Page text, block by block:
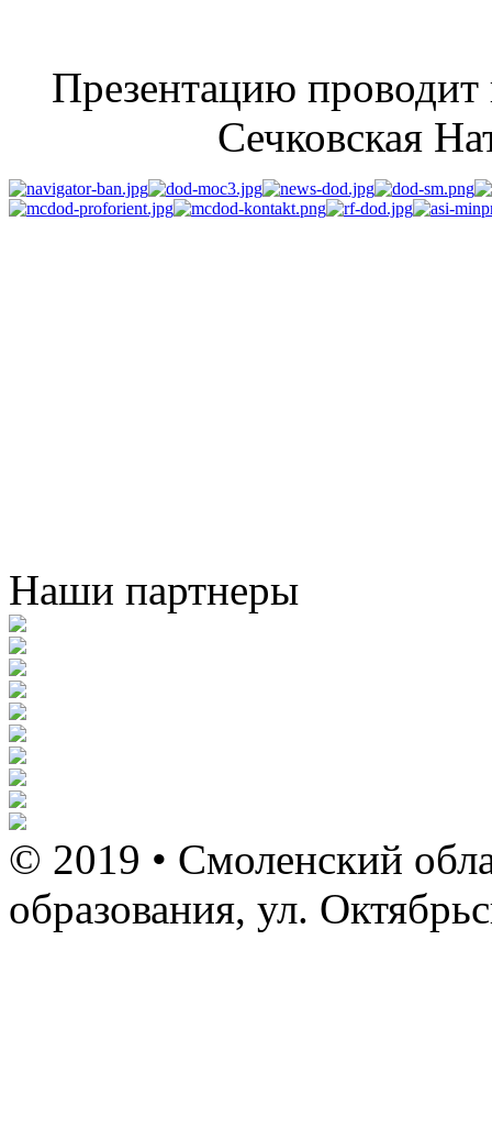
Презентацию
Сечковская
Наши партнеры
© 2019 • Смоленский
образования, ул.